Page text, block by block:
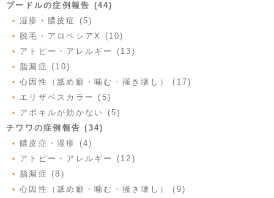
プードルの症例報告 (44)
湿疹・膿皮症 (5)
脱毛・アロペシアX (10)
アトピー・アレルギー (13)
脂漏症 (10)
心因性（舐め癖・噛む・掻き壊し） (17)
エリザベスカラー (5)
アポキルが効かない (5)
チワワの症例報告 (34)
膿皮症・湿疹 (4)
アトピー・アレルギー (12)
脂漏症 (8)
心因性（舐め癖・噛む・掻き壊し） (9)